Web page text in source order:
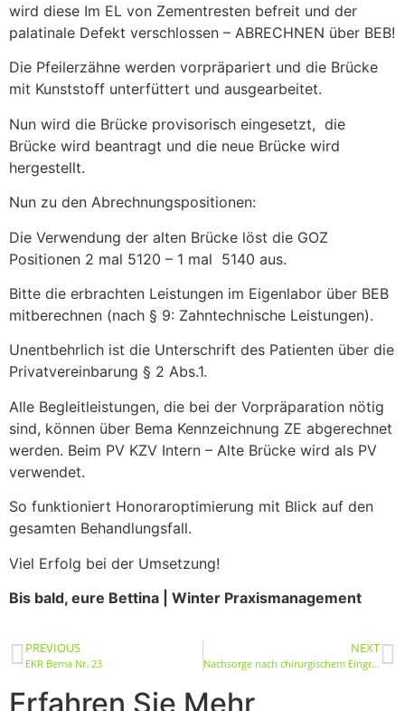
wird diese Im EL von Zementresten befreit und der
palatinale Defekt verschlossen – ABRECHNEN über BEB!
Die Pfeilerzähne werden vorpräpariert und die Brücke
mit Kunststoff unterfüttert und ausgearbeitet.
Nun wird die Brücke provisorisch eingesetzt, die
Brücke wird beantragt und die neue Brücke wird
hergestellt.
Nun zu den Abrechnungspositionen:
Die Verwendung der alten Brücke löst die GOZ
Positionen 2 mal 5120 – 1 mal 5140 aus.
Bitte die erbrachten Leistungen im Eigenlabor über BEB
mitberechnen (nach § 9: Zahntechnische Leistungen).
Unentbehrlich ist die Unterschrift des Patienten über die
Privatvereinbarung § 2 Abs.1.
Alle Begleitleistungen, die bei der Vorpräparation nötig
sind, können über Bema Kennzeichnung ZE abgerechnet
werden. Beim PV KZV Intern – Alte Brücke wird als PV
verwendet.
So funktioniert Honoraroptimierung mit Blick auf den
gesamten Behandlungsfall.
Viel Erfolg bei der Umsetzung!
Bis bald, eure Bettina | Winter Praxismanagement
PREVIOUS
EKR Bema Nr. 23
NEXT
Nachsorge nach chirurgischem Eingriff
Erfahren Sie Mehr